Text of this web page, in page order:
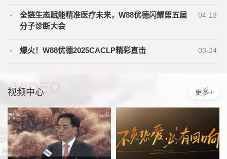
全链生态赋能精准医疗未来，W88优德闪耀第五届
分子诊断大会
04-13
爆火！W88优德2025CACLP精彩直击 03-24
更多+
视频中心
VIDEO